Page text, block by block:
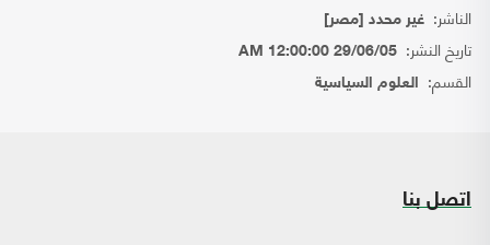
الناشر: غير محدد [مصر]
تاريخ النشر: 29/06/05 12:00:00 AM
القسم: العلوم السياسية
اتصل بنا